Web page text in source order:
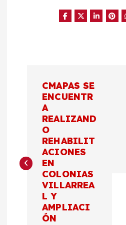
e
g
CMAPAS SE
ENCUENTR
A
REALIZAND
O
REHABILIT
ACIONES
EN
COLONIAS
VILLARREA
L Y
AMPLIACI
ÓN